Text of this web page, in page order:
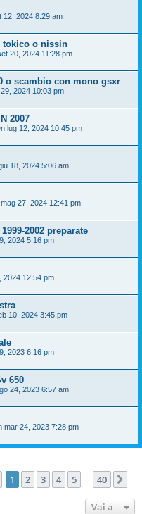
12, 2024 8:29 am
tokico o nissin
20, 2024 11:28 pm
o scambio con mono gsxr
2024 10:03 pm
2007
lug 12, 2024 10:45 pm
18, 2024 5:06 am
27, 2024 12:41 pm
2002 preparate
2024 5:16 pm
2024 12:54 pm
10, 2024 3:45 pm
2023 6:16 pm
650
24, 2023 6:57 am
mar 24, 2023 7:28 pm
Pagina di 40
1 2 3 4 5 40
Vai a